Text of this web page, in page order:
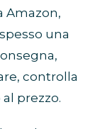
Amazon,
una
controlla
prezzo.